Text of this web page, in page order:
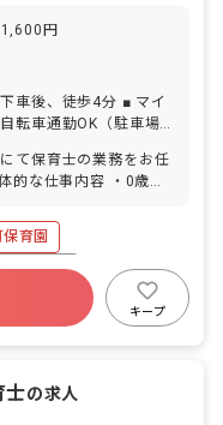
円
後、徒歩4分 ■ マイ
転車通勤OK（駐車場
て保育士の業務をお任
・お昼寝見守り・お掃
に同じクラスに配属さ
育園
保険完備
生充実
キープ
士の求人